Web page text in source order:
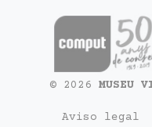
© 2026 MUSEU
Aviso legal